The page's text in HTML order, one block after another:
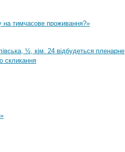
на тимчасове проживання?»
½, кім. 24 відбудеться пленарне
скликання